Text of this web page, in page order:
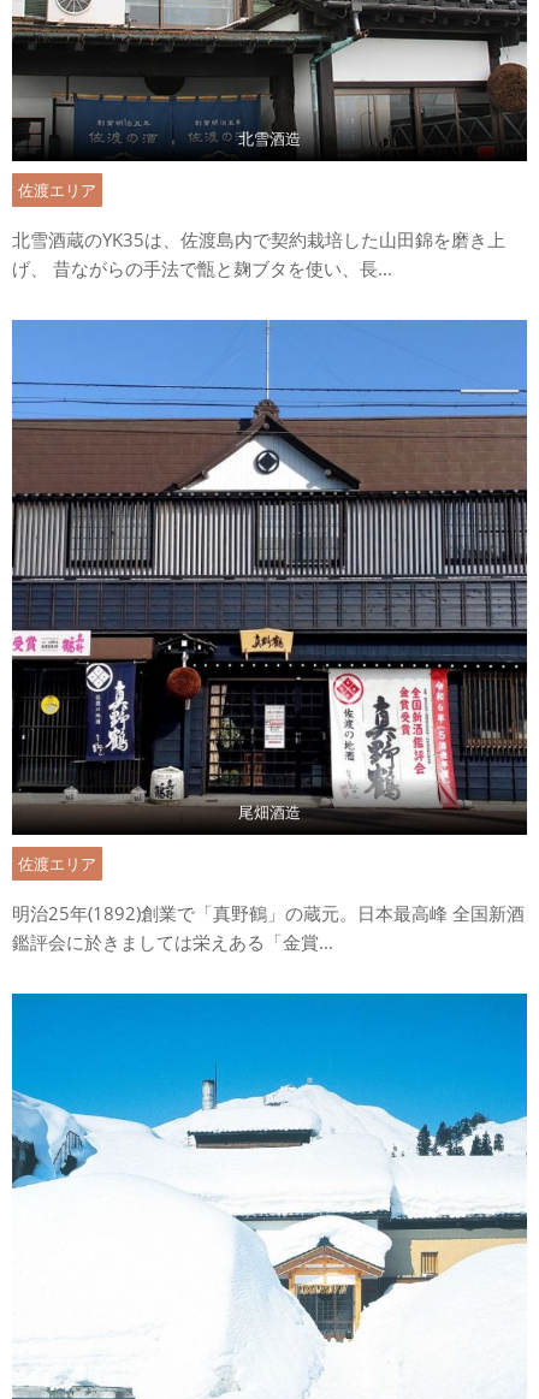
北雪酒造
佐渡エリア
北雪酒蔵のYK35は、佐渡島内で契約栽培した山田錦を磨き上
げ、 昔ながらの手法で甑と麹ブタを使い、長...
尾畑酒造
佐渡エリア
明治25年(1892)創業で「真野鶴」の蔵元。日本最高峰 全国新酒
鑑評会に於きましては栄えある「金賞...